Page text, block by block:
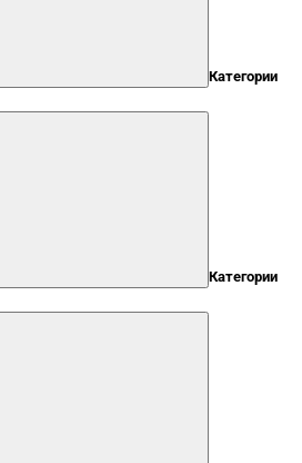
Категории
Категории